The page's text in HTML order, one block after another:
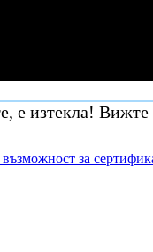
е изтекла!
за